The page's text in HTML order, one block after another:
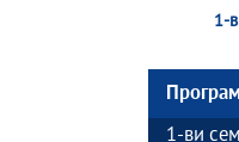
1-
1-ви